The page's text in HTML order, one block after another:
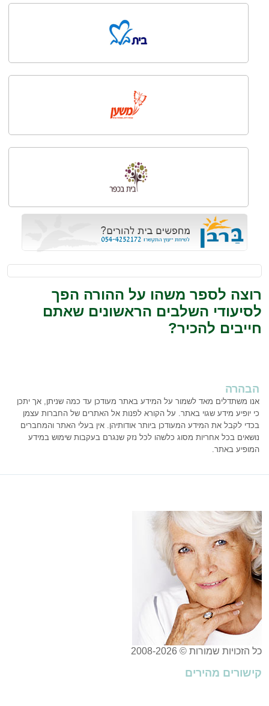
רוצה לספר משהו על ההורה הפך
לסיעודי השלבים הראשונים שאתם
חייבים להכיר?
הבהרה
אנו משתדלים מאד לשמור על המידע באתר מעודכן עד כמה שניתן, אך יתכן
כי יופיע מידע שגוי באתר. על הקורא לפנות אל האתרים של החברות עצמן
בכדי לקבל את המידע המעודכן ביותר אודותיהן. אין בעלי האתר והמחברים
נושאים בכל אחריות מסוג כלשהו לכל נזק שנגרם בעקבות שימוש במידע
המופיע באתר.
כל הזכויות שמורות © 2008-2026
קישורים מהירים